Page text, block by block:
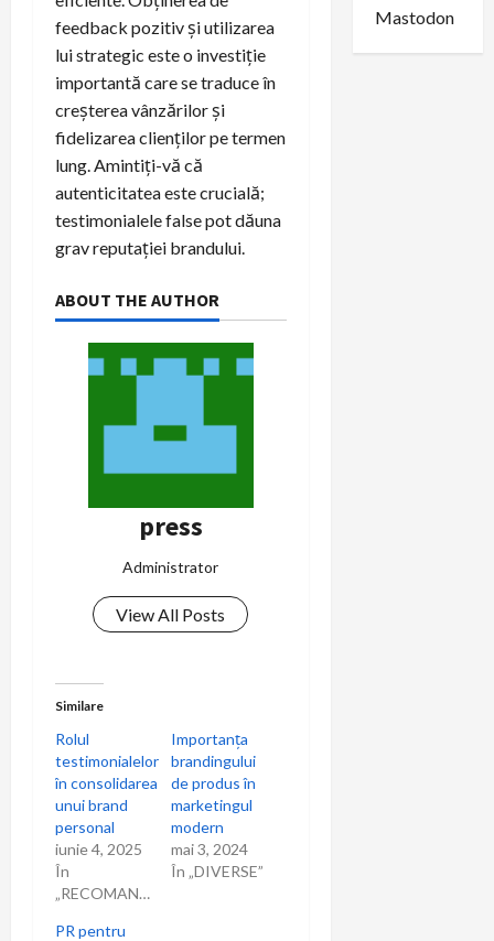
feedback pozitiv și utilizarea
lui strategic este o investiție
importantă care se traduce în
creșterea vânzărilor și
fidelizarea clienților pe termen
lung. Amintiți-vă că
autenticitatea este crucială;
testimonialele false pot dăuna
grav reputației brandului.
ABOUT THE AUTHOR
press
Administrator
View All Posts
Similare
Rolul
testimonialelor
în consolidarea
unui brand
personal
iunie 4, 2025
În
„RECOMANDARI”
Importanța
brandingului
de produs în
marketingul
modern
mai 3, 2024
În „DIVERSE”
PR pentru
Mastodon